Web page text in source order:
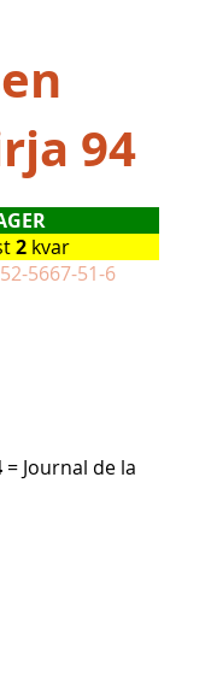
94
2kvar
5667-51-6
= Journal de la